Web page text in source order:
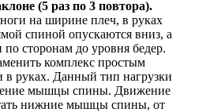
(5 раз по 3 повтора).
на ширине плеч, в руках
спиной опускаются вниз, а
по сторонам до уровня бедер.
комплекс простым
в руках. Данный тип нагрузки
мышцы спины. Движение
нижние мышцы спины, от